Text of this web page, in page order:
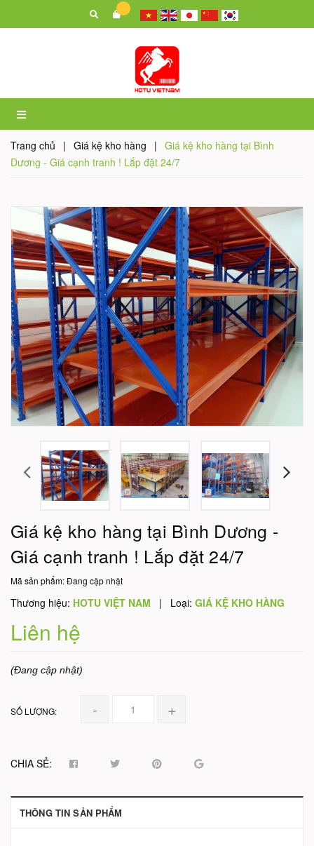
Trang chủ | Giá kệ kho hàng | Giá kệ kho hàng tại Bình
Dương - Giá cạnh tranh ! Lắp đặt 24/7
Giá kệ kho hàng tại Bình Dương -
Giá cạnh tranh ! Lắp đặt 24/7
Mã sản phẩm:Đang cập nhật
Thương hiệu: HOTU VIỆT NAM | Loại: GIÁ KỆ KHO HÀNG
Liên hệ
(Đang cập nhật)
SỐ LƯỢNG: - +
CHIA SẺ:
THÔNG TIN SẢN PHẨM